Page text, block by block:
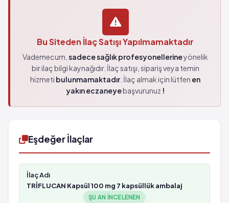
Bu Siteden İlaç Satışı Yapılmamaktadır
Vademecum, sadece sağlık profesyonellerineyönelik
bir ilaç bilgi kaynağıdır. İlaç satışı, sipariş veya temin
hizmeti bulunmamaktadır. İlaç almak için lütfen en
yakın eczaneyebaşvurunuz !
Eşdeğer İlaçlar
TRİFLUCAN Kapsül 100 mg 7 kapsüllük ambalaj
ŞU AN INCELENEN